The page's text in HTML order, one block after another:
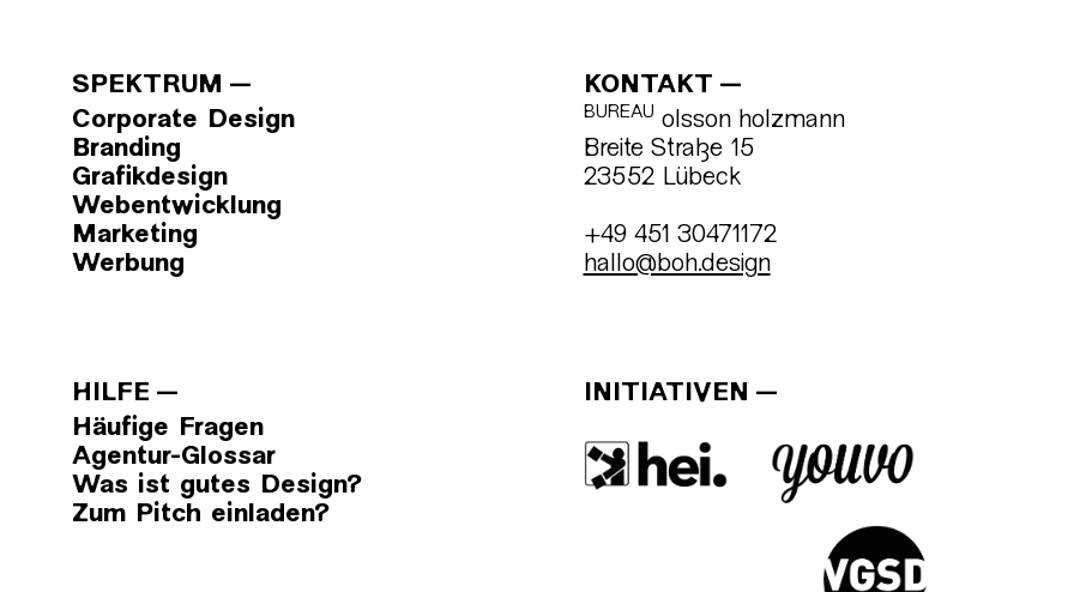
SPEKTRUM
Corporate Design
Branding
Grafikdesign
Webentwicklung
Marketing
Werbung
HILFE
Häufige Fragen
Agentur-Glossar
Was ist gutes Design?
Zum Pitch einladen?
KONTAKT
BUREAU olsson holzmann
Breite Straße 15
23552 Lübeck
+49 451 30471172
hallo@boh.design
INITIATIVEN